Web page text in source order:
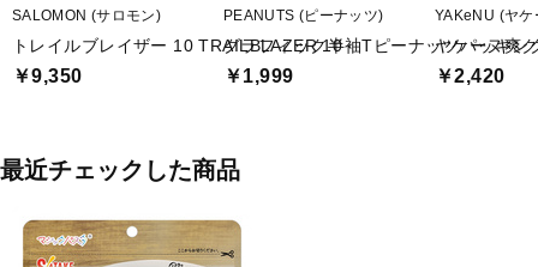
SALOMON (サロモン)
トレイルブレイザー 10 TRAILBLAZER 10
￥9,350
PEANUTS (ピーナッツ)
グラフィック半袖Tピーナッツパッキン
￥1,999
YAKeNU (ヤケ
ヤケーヌ爽
￥2,420
最近チェックした商品